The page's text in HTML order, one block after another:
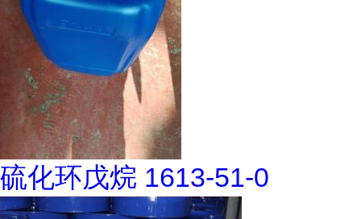
硫化环戊烷 1613-51-0